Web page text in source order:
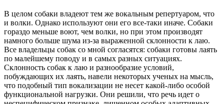
В целом собаки владеют тем же вокальным репертуаром, что
и волки. Однако используют они его все-таки иначе. Собаки
гораздо меньше воют, чем волки, но при этом производят
намного больше шума из-за выраженной склонности к лаю.
Все владельцы собак со мной согласятся: собаки готовы лаять
по малейшему поводу и в самых разных ситуациях.
Склонность собак к лаю и разнообразие условий,
побуждающих их лаять, навели некоторых ученых на мысль,
что подобный тип вокализации не несет какой-либо особой
функциональной нагрузки. Они решили, что речь идет о